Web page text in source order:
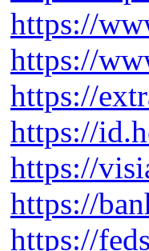
https://
https://
https://
https://
https://
https://
https://